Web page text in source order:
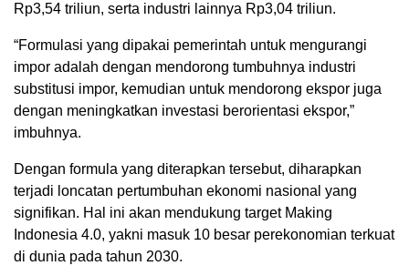
Rp3,54 triliun, serta industri lainnya Rp3,04 triliun.
“Formulasi yang dipakai pemerintah untuk mengurangi
impor adalah dengan mendorong tumbuhnya industri
substitusi impor, kemudian untuk mendorong ekspor juga
dengan meningkatkan investasi berorientasi ekspor,”
imbuhnya.
Dengan formula yang diterapkan tersebut, diharapkan
terjadi loncatan pertumbuhan ekonomi nasional yang
signifikan. Hal ini akan mendukung target Making
Indonesia 4.0, yakni masuk 10 besar perekonomian terkuat
di dunia pada tahun 2030.